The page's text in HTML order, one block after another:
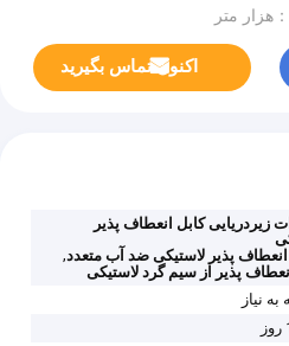
اکنون تماس بگیرید
زیردریایی کابل انعطاف پذیر
انعطاف پذیر لاستیکی ضد آب متعدد,
پذیر از سیم گرد لاستیکی
به نیاز